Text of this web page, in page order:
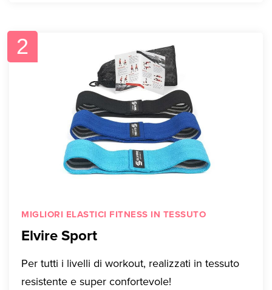
2
MIGLIORI ELASTICI FITNESS IN TESSUTO
Elvire Sport
Per tutti i livelli di workout, realizzati in tessuto
resistente e super confortevole!